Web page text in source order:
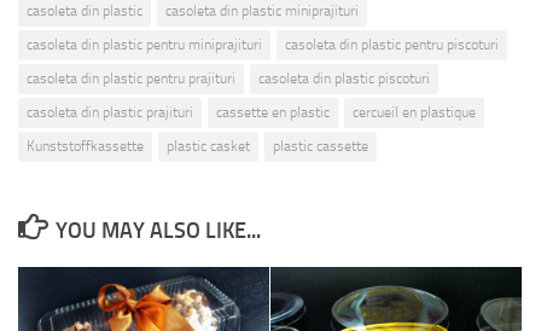
casoleta din plastic
casoleta din plastic miniprajituri
casoleta din plastic pentru miniprajituri
casoleta din plastic pentru piscoturi
casoleta din plastic pentru prajituri
casoleta din plastic piscoturi
casoleta din plastic prajituri
cassette en plastic
cercueil en plastique
Kunststoffkassette
plastic casket plastic cassette
YOU MAY ALSO LIKE...